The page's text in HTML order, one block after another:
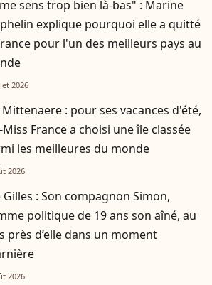
me sens trop bien là-bas" : Marine
explique pourquoi elle a quitté
pour l'un des meilleurs pays au
2026
: pour ses vacances d'été,
Miss France a choisi une île classée
les meilleures du monde
2026
Gilles : Son compagnon Simon,
politique de 19 ans son aîné, au
près d’elle dans un moment
2026